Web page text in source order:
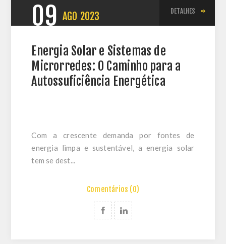
09 AGO 2023 DETALHES
Energia Solar e Sistemas de
Microrredes: O Caminho para a
Autossuficiência Energética
Com a crescente demanda por fontes de
energia limpa e sustentável, a energia solar
tem se dest...
Comentários (0)